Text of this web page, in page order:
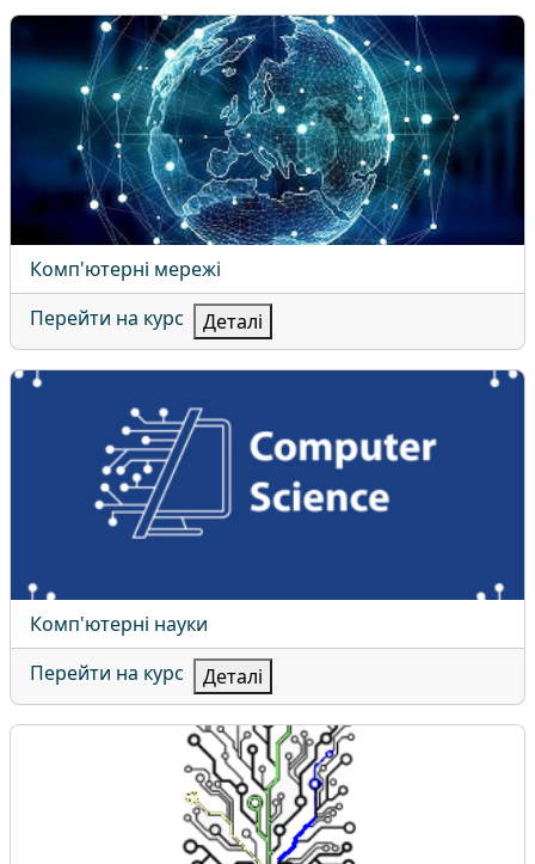
Комп'ютерні мережі
Назва курсу
Комп'ютерні мережі
Перейти на курс
Деталі
Комп'ютерні науки
Назва курсу
Комп'ютерні науки
Перейти на курс
Деталі
Економічна кібернетика